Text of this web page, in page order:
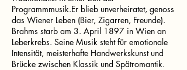
Programmmusik.Er blieb unverheiratet, genoss
das Wiener Leben (Bier, Zigarren, Freunde).
Brahms starb am 3. April 1897 in Wien an
Leberkrebs. Seine Musik steht für emotionale
Intensität, meisterhafte Handwerkskunst und
Brücke zwischen Klassik und Spätromantik.